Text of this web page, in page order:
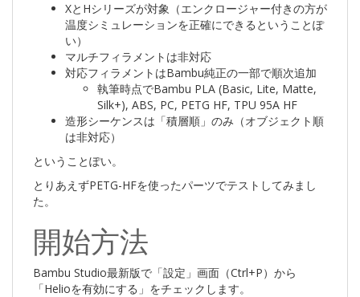
XとHシリーズが対象（エンクロージャー付きの方が
温度シミュレーションを正確にできるということぽ
い）
マルチフィラメントは非対応
対応フィラメントはBambu純正の一部で順次追加
執筆時点でBambu PLA (Basic, Lite, Matte,
Silk+), ABS, PC, PETG HF, TPU 95A HF
造形シーケンスは「積層順」のみ（オブジェクト順
は非対応）
ということぽい。
とりあえずPETG-HFを使ったパーツでテストしてみまし
た。
開始方法
Bambu Studio最新版で「設定」画面（Ctrl+P）から
「Helioを有効にする」をチェックします。